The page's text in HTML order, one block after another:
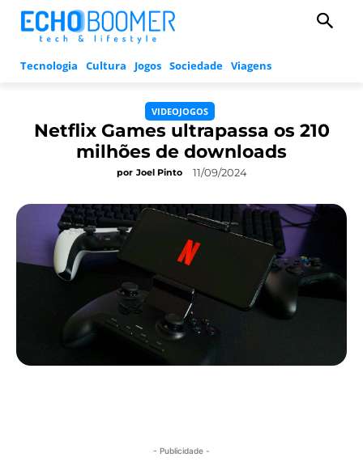
Tecnologia Cultura Jogos Sociedade Viagens
VIDEOJOGOS
Netflix Games ultrapassa os 210
milhões de downloads
por Joel Pinto 11/09/2024
- Publicidade -